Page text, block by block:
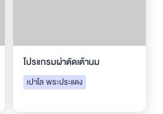
โปรแกรมผ่าตัดเต้านม
เปาโล พระประแดง